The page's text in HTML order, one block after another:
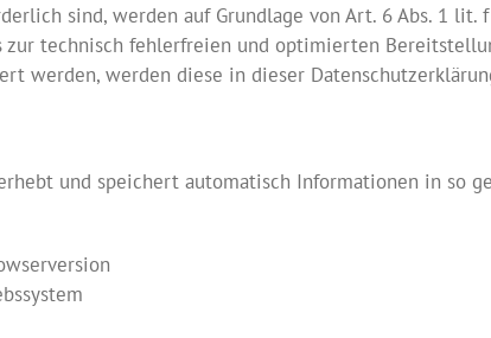
sind, werden auf Grundlage von Art. 6 Abs. 1
zur technisch fehlerfreien und optimierten
werden, werden diese in dieser
und speichert automatisch Informationen in so